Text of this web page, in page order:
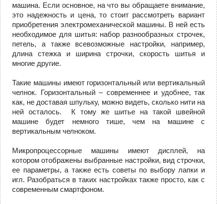
машина. Если основное, на что вы обращаете внимание,
это надежность и цена, то стоит рассмотреть вариант
приобретения электромеханической машины. В ней есть
необходимое для шитья: набор разнообразных строчек,
петель, а также всевозможные настройки, например,
длина стежка и ширина строчки, скорость шитья и
многие другие.
Такие машины имеют горизонтальный или вертикальный
челнок. Горизонтальный – современнее и удобнее, так
как, не доставая шпульку, можно видеть, сколько нити на
ней осталось. К тому же шитье на такой швейной
машине будет немного тише, чем на машине с
вертикальным челноком.
Микропроцессорные машины имеют дисплей, на
котором отображены выбранные настройки, вид строчки,
ее параметры, а также есть советы по выбору лапки и
игл. Разобраться в таких настройках также просто, как с
современным смартфоном.